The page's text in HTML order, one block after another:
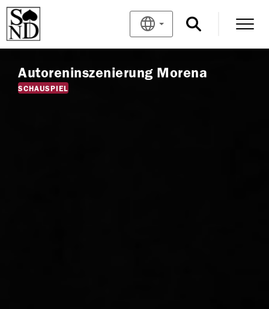
Autoreninszenierung Morena
SCHAUSPIEL